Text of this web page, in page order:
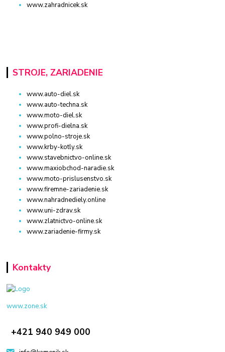
www.zahradnicek.sk
STROJE, ZARIADENIE
www.auto-diel.sk
www.auto-techna.sk
www.moto-diel.sk
www.profi-dielna.sk
www.polno-stroje.sk
www.krby-kotly.sk
www.stavebnictvo-online.sk
www.maxiobchod-naradie.sk
www.moto-prislusenstvo.sk
www.firemne-zariadenie.sk
www.nahradnediely.online
www.uni-zdrav.sk
www.zlatnictvo-online.sk
www.zariadenie-firmy.sk
Kontakty
www.zone.sk
+421 940 949 000